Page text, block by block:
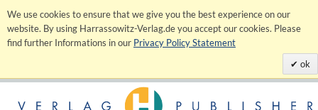
We use cookies to ensure that we give you the best experience on our
website. By using Harrassowitz-Verlag.de you accept our cookies. Please
find further Informations in our Privacy Policy Statement
ok